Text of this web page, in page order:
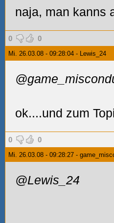
naja, man kanns
0 0
Mi. 26.03.08 - 09:28:04 - Lewis_24
ok....und zum
0 0
Mi. 26.03.08 - 09:28:27 -
@Lewis_24